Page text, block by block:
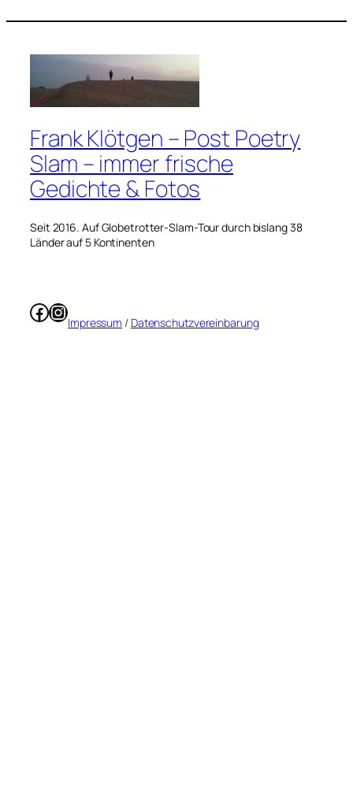
Frank Klötgen – Post Poetry
Slam – immer frische
Gedichte & Fotos
Seit 2016. Auf Globetrotter-Slam-Tour durch bislang 38
Länder auf 5 Kontinenten
Facebook
Instagram
Impressum / Datenschutzvereinbarung